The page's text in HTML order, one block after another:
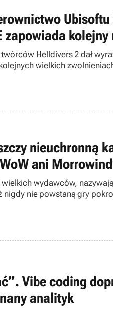
zapowiada
twórców Helldivers 2 dał
wielkich
nieuchronną
ani
wydawców,
nigdy nie powstaną gry
Vibe coding
analityk